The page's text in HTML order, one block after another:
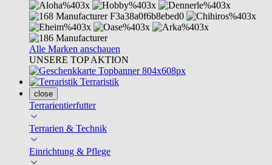
Alle Marken anschauen
UNSERE TOP AKTION
Terraristik
close
Terrarientierfutter
Terrarien & Technik
Einrichtung & Pflege